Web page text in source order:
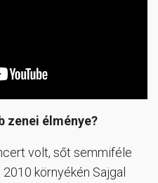
zenei élménye?
volt, sőt semmiféle
környékén Sajgal